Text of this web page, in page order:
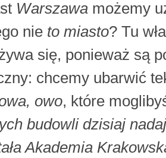
Warszawa możemy
nie to miasto? Tu
się, ponieważ są
chcemy ubarwić
owo, które
budowli dzisiaj
Akademia